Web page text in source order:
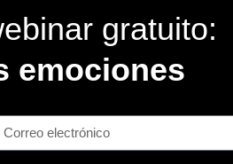
gratuito:
emociones